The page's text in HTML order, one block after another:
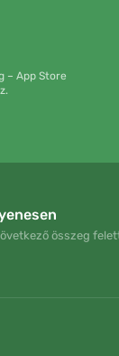
– App Store
összeg